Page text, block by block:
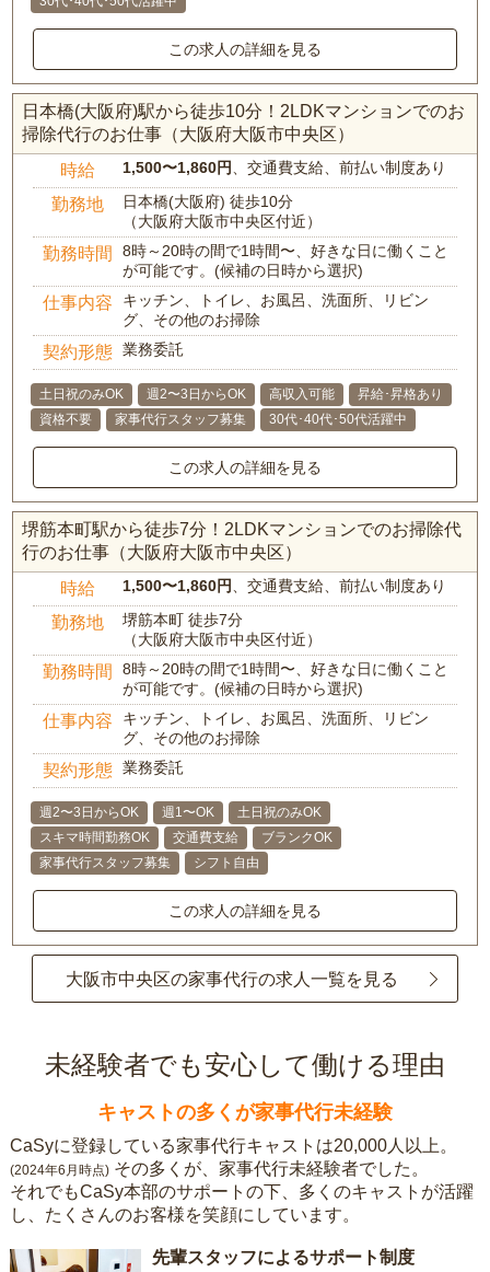
この求人の詳細を見る
日本橋(大阪府)駅から徒歩10分！2LDKマンションでのお
掃除代行のお仕事（大阪府大阪市中央区）
時給 1,500〜1,860円 、交通費支給、前払い制度あり
勤務地
日本橋(大阪府) 徒歩10分
（大阪府大阪市中央区付近）
勤務時間
8時～20時の間で1時間〜、好きな日に働くこと
が可能です。(候補の日時から選択)
仕事内容
キッチン、トイレ、お風呂、洗面所、リビン
グ、その他のお掃除
契約形態 業務委託
土日祝のみOK 週2〜3日からOK 高収入可能
昇給･昇格あり
資格不要
家事代行スタッフ募集 30代･40代･50代活躍中
この求人の詳細を見る
堺筋本町駅から徒歩7分！2LDKマンションでのお掃除代
行のお仕事（大阪府大阪市中央区）
時給 1,500〜1,860円 、交通費支給、前払い制度あり
勤務地
堺筋本町 徒歩7分
（大阪府大阪市中央区付近）
勤務時間
8時～20時の間で1時間〜、好きな日に働くこと
が可能です。(候補の日時から選択)
仕事内容
キッチン、トイレ、お風呂、洗面所、リビン
グ、その他のお掃除
契約形態 業務委託
週2〜3日からOK 週1〜OK
土日祝のみOK
スキマ時間勤務OK
交通費支給
ブランクOK
家事代行スタッフ募集
シフト自由
この求人の詳細を見る
大阪市中央区の家事代行の求人一覧を見る
未経験者でも安心して働ける理由
キャストの多くが家事代行未経験
CaSyに登録している家事代行キャストは20,000人以上。
(2024年6月時点) その多くが、家事代行未経験者でした。
それでもCaSy本部のサポートの下、多くのキャストが活躍
し、たくさんのお客様を笑顔にしています。
先輩スタッフによるサポート制度